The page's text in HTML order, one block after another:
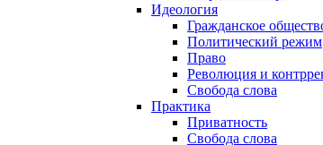
Идеология
Гражданское
Политический режим
Право
Революция и
Свобода слова
Практика
Приватность
Свобода слова